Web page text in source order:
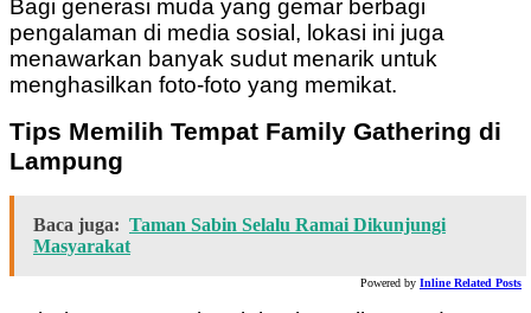
Bagi generasi muda yang gemar berbagi
pengalaman di media sosial, lokasi ini juga
menawarkan banyak sudut menarik untuk
menghasilkan foto-foto yang memikat.
Tips Memilih Tempat Family Gathering di
Lampung
Baca juga: Taman Sabin Selalu Ramai Dikunjungi
Masyarakat
Powered by Inline Related Posts